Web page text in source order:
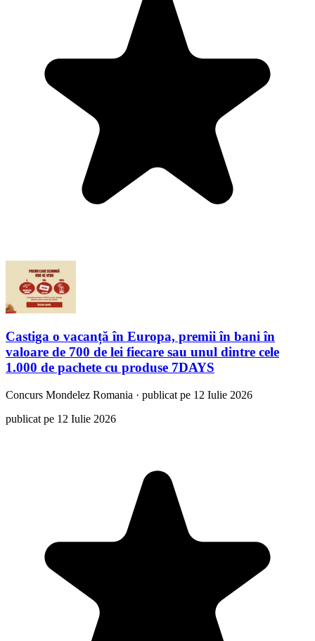
Castiga o vacanță în Europa, premii în bani în
valoare de 700 de lei fiecare sau unul dintre cele
1.000 de pachete cu produse 7DAYS
Concurs Mondelez Romania · publicat pe 12 Iulie 2026
publicat pe 12 Iulie 2026